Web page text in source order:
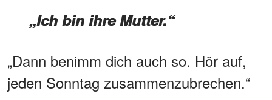
„Ich bin ihre Mutter.“
„Dann benimm dich auch so. Hör auf,
jeden Sonntag zusammenzubrechen.“